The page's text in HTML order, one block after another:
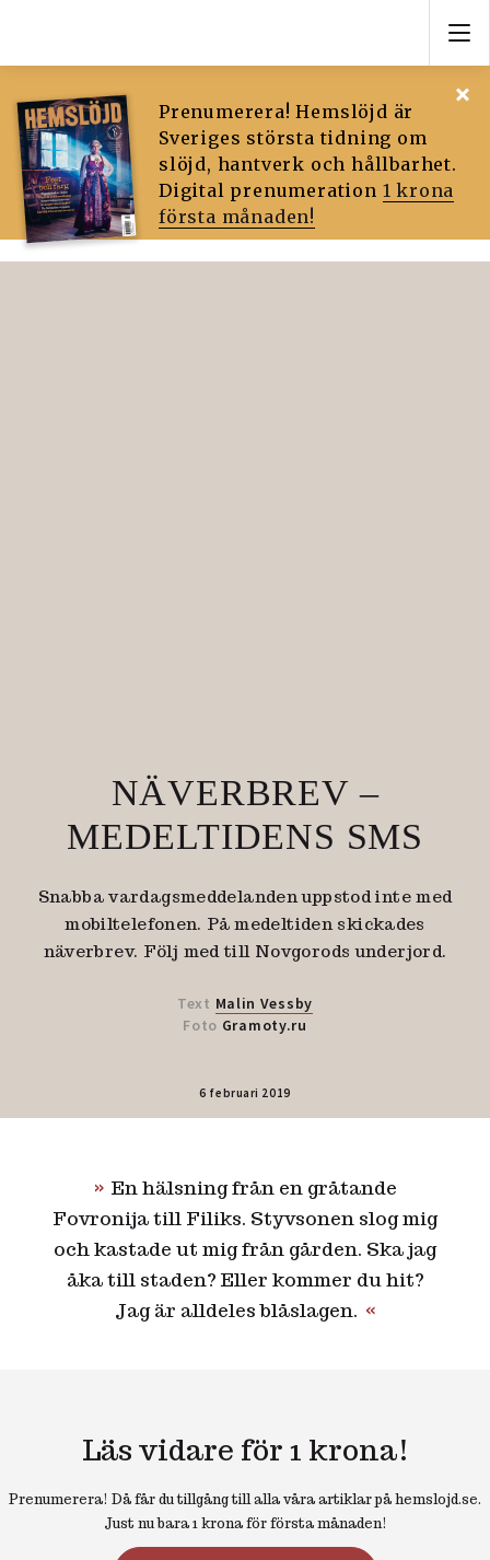
Prenumerera! Hemslöjd är
Sveriges största tidning om
slöjd, hantverk och hållbarhet.
Digital prenumeration 1 krona
första månaden!
NÄVERBREV –
MEDELTIDENS SMS
Snabba vardagsmeddelanden uppstod inte med
mobiltelefonen. På medeltiden skickades
näverbrev. Följ med till Novgorods underjord.
Text Malin Vessby
Foto Gramoty.ru
6 februari 2019
En hälsning från en gråtande
Fovronija till Filiks. Styvsonen slog mig
och kastade ut mig från gården. Ska jag
åka till staden? Eller kommer du hit?
Jag är alldeles blåslagen.
Läs vidare för 1 krona!
Prenumerera! Då får du tillgång till alla våra artiklar på hemslojd.se.
Just nu bara 1 krona för första månaden!